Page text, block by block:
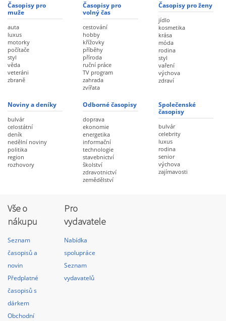
Časopisy pro
muže
auta
luxus
motorky
počítače
styl
věda
veteráni
zbraně
Časopisy pro
volný čas
cestování
hobby
křížovky
příběhy
příroda
ruční práce
TV program
zahrada
zvířata
Časopisy pro ženy
jídlo
kosmetika
krása
móda
rodina
styl
vaření
výchova
zdraví
Noviny a deníky
bulvár
celostátní
deník
nedělní noviny
politika
region
rozhovory
Odborné časopisy
doprava
ekonomie
energetika
informační
technologie
stavebnictví
školství
zdravotnictví
zemědělství
Společenské
časopisy
bulvár
celebrity
luxus
rodina
senior
výchova
zajímavosti
Vše o
nákupu
Seznam
časopisů a
novin
Předplatné
časopisů s
dárkem
Obchodní
Pro
vydavatele
Nabídka
spolupráce
Seznam
vydavatelů